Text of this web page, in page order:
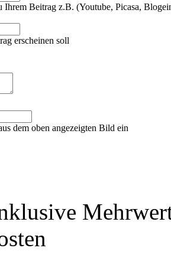
Beitrag z.B. (Youtube, Picasa,
erscheinen soll
dem oben angezeigten Bild ein